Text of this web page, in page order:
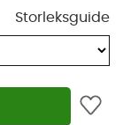
Storleksguide